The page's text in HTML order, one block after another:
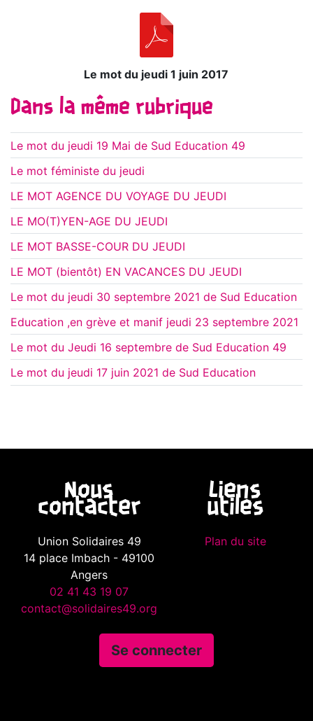
Le mot du jeudi 1 juin 2017
Dans la même rubrique
Le mot du jeudi 19 Mai de Sud Education 49
Le mot féministe du jeudi
LE MOT AGENCE DU VOYAGE DU JEUDI
LE MO(T)YEN-AGE DU JEUDI
LE MOT BASSE-COUR DU JEUDI
LE MOT (bientôt) EN VACANCES DU JEUDI
Le mot du jeudi 30 septembre 2021 de Sud Education
Education ,en grève et manif jeudi 23 septembre 2021
Le mot du Jeudi 16 septembre de Sud Education 49
Le mot du jeudi 17 juin 2021 de Sud Education
Nous
contacter
Union Solidaires 49
14 place Imbach - 49100
Angers
02 41 43 19 07
contact@solidaires49.org
Liens
utiles
Plan du site
Se connecter